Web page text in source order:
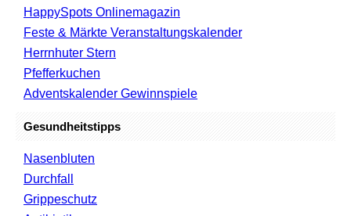
HappySpots Onlinemagazin
Feste & Märkte Veranstaltungskalender
Herrnhuter Stern
Pfefferkuchen
Adventskalender Gewinnspiele
Gesundheitstipps
Nasenbluten
Durchfall
Grippeschutz